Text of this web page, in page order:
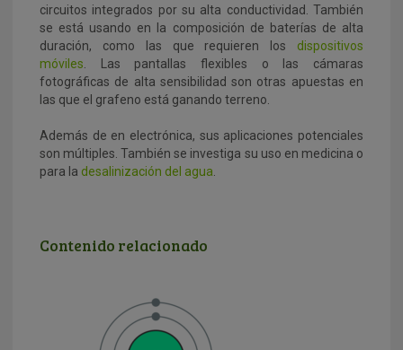
circuitos integrados por su alta conductividad. También
se está usando en la composición de baterías de alta
duración, como las que requieren los dispositivos
móviles . Las pantallas flexibles o las cámaras
fotográficas de alta sensibilidad son otras apuestas en
las que el grafeno está ganando terreno.
Además de en electrónica, sus aplicaciones potenciales
son múltiples. También se investiga su uso en medicina o
para la desalinización del agua
Contenido relacionado